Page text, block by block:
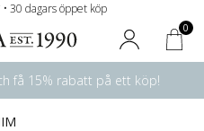
30 dagars öppet köp
0
få 15% rabatt på ett köp!